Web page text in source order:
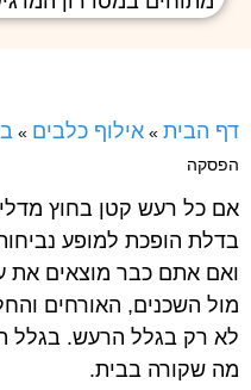
דף הבית » אילוף כלבים »
הפסקה
אם כל רעש קטן בחוץ
בדלת הופכת למופע
ואם אתם כבר מוצאים את
מול השכנים, האורחים
לא רק בגלל הרעש. בגלל
מה שקורה בבית.